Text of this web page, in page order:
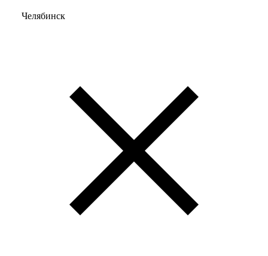
Челябинск